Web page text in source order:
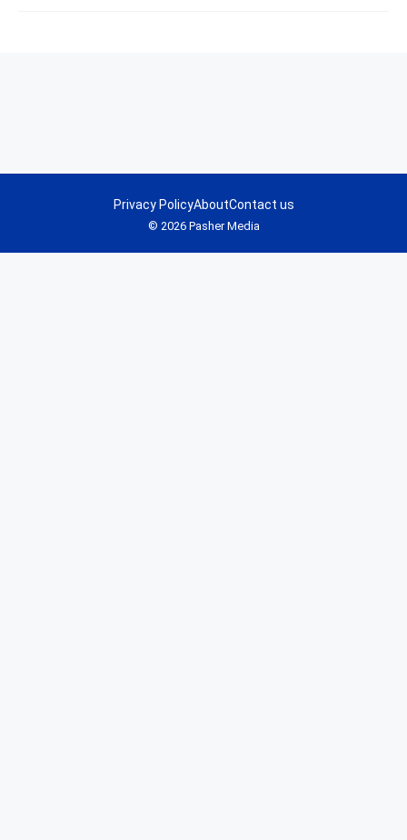
© 2026 Pasher Media
Privacy PolicyAboutContact us